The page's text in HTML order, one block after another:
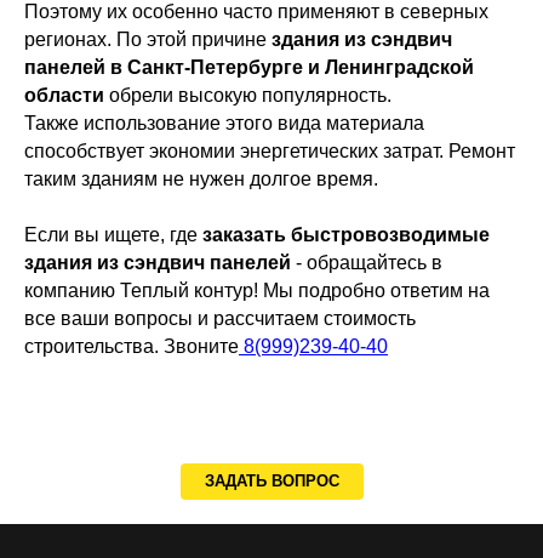
Поэтому их особенно часто применяют в северных
регионах. По этой причине здания из сэндвич
панелей в Санкт-Петербурге и Ленинградской
области обрели высокую популярность.
Также использование этого вида материала
способствует экономии энергетических затрат. Ремонт
таким зданиям не нужен долгое время.
Если вы ищете, где заказать быстровозводимые
здания из сэндвич панелей - обращайтесь в
компанию Теплый контур! Мы подробно ответим на
все ваши вопросы и рассчитаем стоимость
строительства. Звоните 8(999)239-40-40
ЗАДАТЬ ВОПРОС